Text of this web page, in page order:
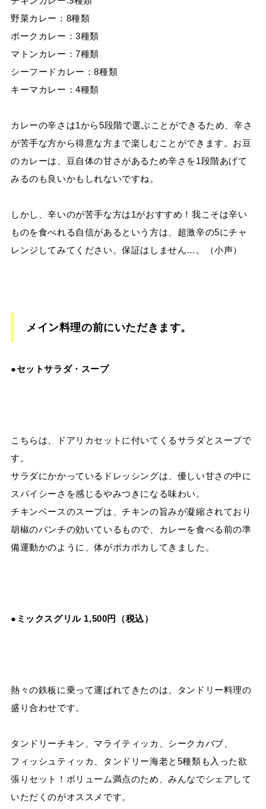
野菜カレー： 8種類
ポークカレー：3種類
マトンカレー：7種類
シーフードカレー：8種類
キーマカレー：4種類
カレーの辛さは1から5段階で選ぶことができるため、辛さ
が苦手な方から得意な方まで楽しむことができます。お豆
のカレーは、豆自体の甘さがあるため辛さを1段階あげて
みるのも良いかもしれないですね。
しかし、辛いのが苦手な方は1がおすすめ！我こそは辛い
ものを食べれる自信があるという方は、超激辛の5にチャ
レンジしてみてください。保証はしません… 。 （小声）
メイン料理の前にいただきます。
●セットサラダ・スープ
こちらは、ドアリカセットに付いてくるサラダとスープで
す。
サラダにかかっているドレッシングは、優しい甘さの中に
スパイシーさを感じるやみつきになる味わい。
チキンベースのスープは、チキンの旨みが凝縮されており
胡椒のパンチの効いているもので、カレーを食べる前の準
備運動かのように、体がポカポカしてきました。
● ミックスグリル 1,500円（税込）
熱々の鉄板に乗って運ばれてきたのは、タンドリー料理の
盛り合わせです。
タンドリーチキン、マライティッカ、シークカバブ、
フィッシュティッカ、タンドリー海老と 5種類も入った欲
張りセット！ボリューム満点のため、みんなでシェアして
いただくのがオススメです。